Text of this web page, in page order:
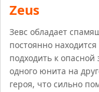
Zeus
Зевс обладает
постоянно
подходить к
одного юнита на
героя, что сильно